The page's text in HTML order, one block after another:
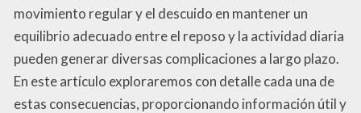
movimiento regular y el descuido en mantener un
equilibrio adecuado entre el reposo y la actividad diaria
pueden generar diversas complicaciones a largo plazo.
En este artículo exploraremos con detalle cada una de
estas consecuencias, proporcionando información útil y